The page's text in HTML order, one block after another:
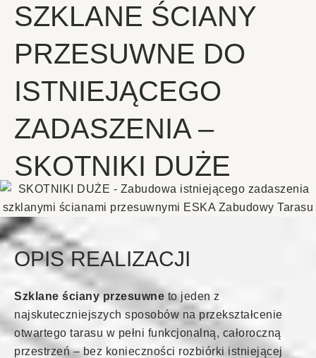
SZKLANE ŚCIANY
PRZESUWNE DO
ISTNIEJĄCEGO
ZADASZENIA –
SKOTNIKI DUŻE
OPIS REALIZACJI
Szklane ściany przesuwne to jeden z
najskuteczniejszych sposobów na przekształcenie
otwartego tarasu w pełni funkcjonalną, całoroczną
przestrzeń – bez konieczności rozbiórki istniejącej